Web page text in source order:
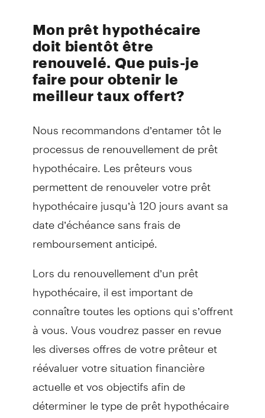
Mon prêt hypothécaire
doit bientôt être
renouvelé. Que puis-je
faire pour obtenir le
meilleur taux offert?
Nous recommandons d’entamer tôt le
processus de renouvellement de prêt
hypothécaire. Les prêteurs vous
permettent de renouveler votre prêt
hypothécaire jusqu’à 120 jours avant sa
date d’échéance sans frais de
remboursement anticipé.
Lors du renouvellement d’un prêt
hypothécaire, il est important de
connaître toutes les options qui s’offrent
à vous. Vous voudrez passer en revue
les diverses offres de votre prêteur et
réévaluer votre situation financière
actuelle et vos objectifs afin de
déterminer le type de prêt hypothécaire